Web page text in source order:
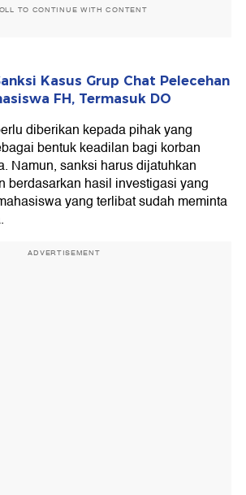
TO CONTINUE WITH CONTENT
Kasus Grup Chat Pelecehan
FH, Termasuk DO
diberikan kepada pihak yang
bentuk keadilan bagi korban
Namun, sanksi harus dijatuhkan
berdasarkan hasil investigasi yang
yang terlibat sudah meminta
ADVERTISEMENT